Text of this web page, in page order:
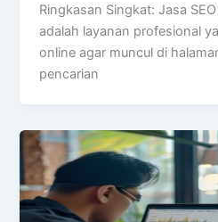
Ringkasan Singkat: Jasa
adalah layanan profesional
online agar muncul di
pencarian